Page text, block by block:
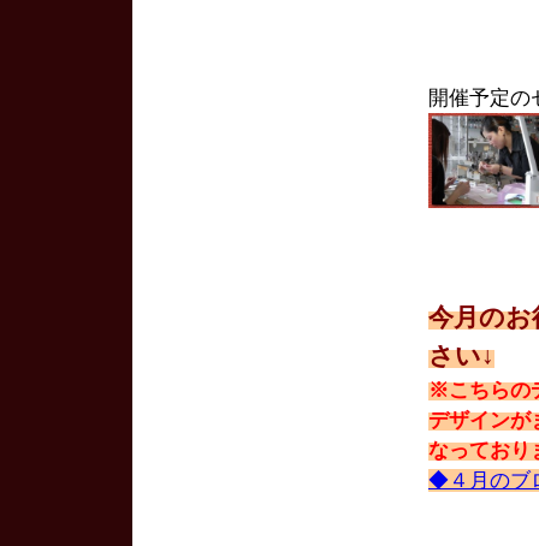
開催予定の
今月の
さい↓
※こちらの
デザインが
なっており
◆４月のブ